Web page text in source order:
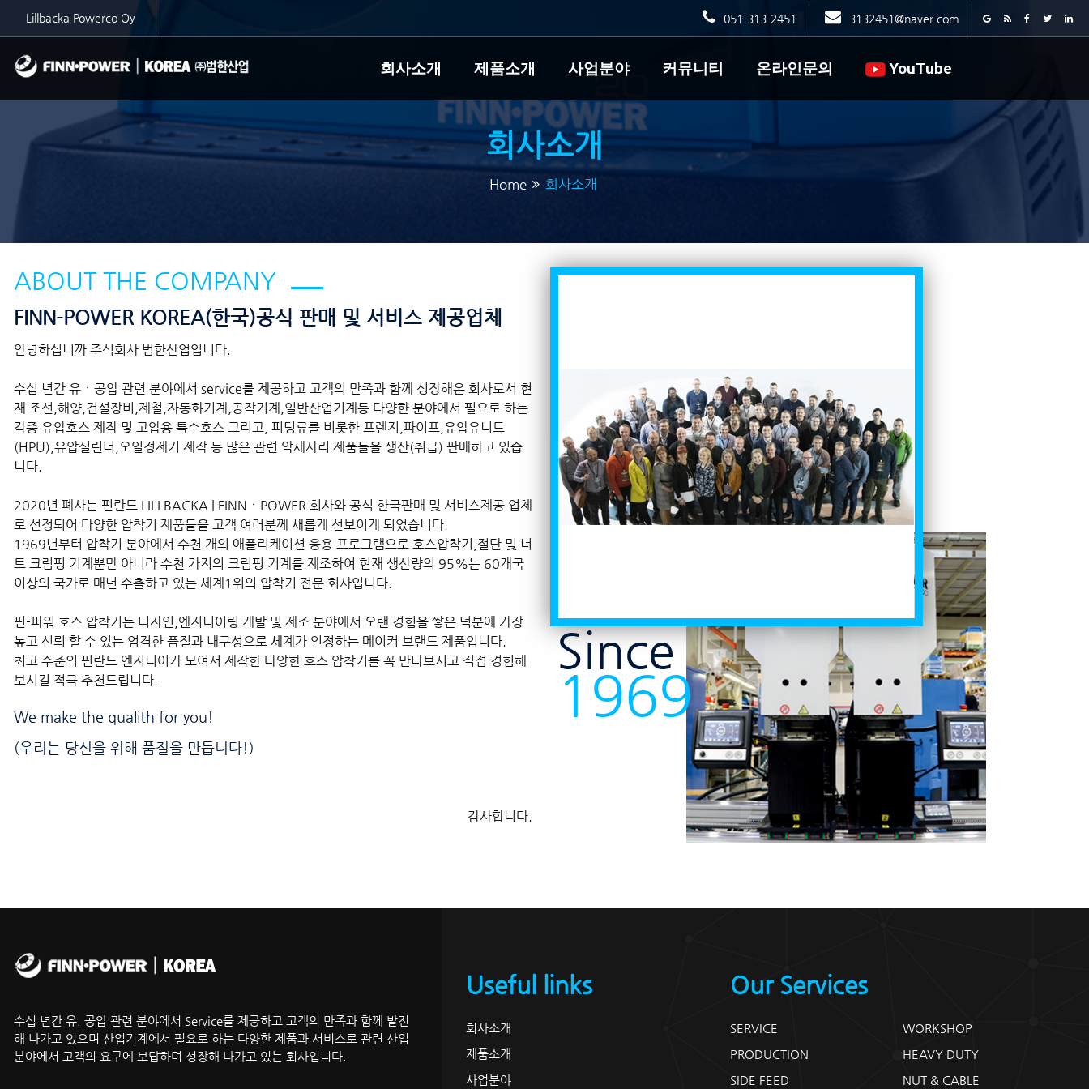
Lillbacka Powerco Oy 051-313-2451 3132451@naver.com
회사소개 제품소개 사업분야 커뮤니티 온라인문의 YouTube
회사소개
Home 회사소개
ABOUT THE COMPANY
FINN-POWER KOREA(한국)공식 판매 및 서비스 제공업체
안녕하십니까 주식회사 범한산업입니다.
수십 년간 유ㆍ공압 관련 분야에서 service를 제공하고 고객의 만족과 함께 성장해온 회사로서 현
재 조선,해양,건설장비,제철,자동화기계,공작기계,일반산업기계등 다양한 분야에서 필요로 하는
각종 유압호스 제작 및 고압용 특수호스 그리고, 피팅류를 비롯한 프렌지,파이프,유압유니트
(HPU),유압실린더,오일정제기 제작 등 많은 관련 악세사리 제품들을 생산(취급) 판매하고 있습
니다.
2020년 폐사는 핀란드 LILLBACKA | FINNㆍPOWER 회사와 공식 한국판매 및 서비스제공 업체
로 선정되어 다양한 압착기 제품들을 고객 여러분께 새롭게 선보이게 되었습니다.
1969년부터 압착기 분야에서 수천 개의 애플리케이션 응용 프로그램으로 호스압착기,절단 및 너
트 크림핑 기계뿐만 아니라 수천 가지의 크림핑 기계를 제조하여 현재 생산량의 95%는 60개국
이상의 국가로 매년 수출하고 있는 세계1위의 압착기 전문 회사입니다.
핀-파워 호스 압착기는 디자인,엔지니어링 개발 및 제조 분야에서 오랜 경험을 쌓은 덕분에 가장
높고 신뢰 할 수 있는 엄격한 품질과 내구성으로 세계가 인정하는 메이커 브랜드 제품입니다.
최고 수준의 핀란드 엔지니어가 모여서 제작한 다양한 호스 압착기를 꼭 만나보시고 직접 경험해
보시길 적극 추천드립니다.
We make the qualith for you!
(우리는 당신을 위해 품질을 만듭니다!)
감사합니다.
Since
1969
수십 년간 유. 공압 관련 분야에서 Service를 제공하고 고객의 만족과 함께 발전
해 나가고 있으며 산업기계에서 필요로 하는 다양한 제품과 서비스로 관련 산업
분야에서 고객의 요구에 보답하며 성장해 나가고 있는 회사입니다.
Useful links
회사소개
제품소개
사업분야
Our Services
SERVICE
WORKSHOP
PRODUCTION
HEAVY DUTY
SIDE FEED
NUT & CABLE